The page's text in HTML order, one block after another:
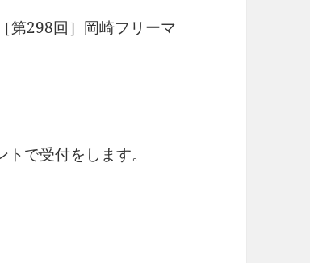
298回］岡崎フリーマ
で受付をします。